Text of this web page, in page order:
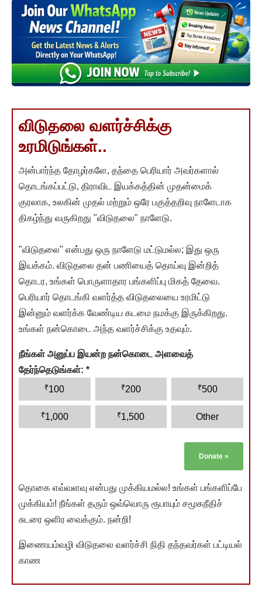
விடுதலை வளர்ச்சிக்கு
உரமிடுங்கள்..
அன்பார்ந்த தோழர்களே, தந்தை பெரியார் அவர்களால்
தொடங்கப்பட்டு, திராவிட இயக்கத்தின் முதன்மைக்
குரலாக, உலகின் முதல் மற்றும் ஒரே பகுத்தறிவு நாளேடாக
திகழ்ந்து வருகிறது "விடுதலை" நாளேடு.
"விடுதலை" என்பது ஒரு நாளேடு மட்டுமல்ல; இது ஒரு
இயக்கம். விடுதலை தன் பணியைத் தொய்வு இன்றித்
தொடர, உங்கள் பொருளாதார பங்களிப்பு மிகத் தேவை.
பெரியார் தொடங்கி வளர்த்த விடுதலையை உரமிட்டு
இன்னும் வளர்க்க வேண்டிய கடமை நமக்கு இருக்கிறது.
உங்கள் நன்கொடை அந்த வளர்ச்சிக்கு உதவும்.
நீங்கள் அனுப்ப இயன்ற நன்கொடை அளவைத்
தேர்ந்தெடுங்கள்: *
₹100 ₹200 ₹500
₹1,000 ₹1,500 Other
Donate »
தொகை எவ்வளவு என்பது முக்கியமல்ல! உங்கள் பங்களிப்பே
முக்கியம்! நீங்கள் தரும் ஒவ்வொரு ரூபாயும் சமூகநீதிச்
சுடரை ஒளிர வைக்கும். நன்றி!
இணையம்வழி விடுதலை வளர்ச்சி நிதி தந்தவர்கள் பட்டியல்
காண